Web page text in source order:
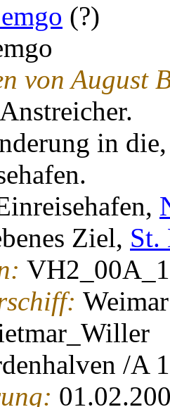
(?)
von August
in
Ziel, St.
Weimar
/A